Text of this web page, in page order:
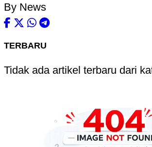
By News
TERBARU
Tidak ada artikel terbaru dari